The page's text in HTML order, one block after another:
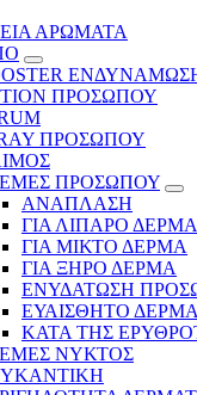
ΑΡΩΜΑΤΑ
ΠΡΟΣΩΠΟΥ
ΠΡΟΣΩΠΟΥ
ΠΡΟΣΩΠΟΥ
ΑΝΑΠΛΑΣΗ
ΓΙΑ ΛΙΠΑΡΟ ΔΕΡΜΑ
ΓΙΑ ΜΙΚΤΟ ΔΕΡΜΑ
ΓΙΑ ΞΗΡΟ ΔΕΡΜΑ
ΕΝΥΔΑΤΩΣΗ
ΕΥΑΙΣΘΗΤΟ ΔΕΡΜΑ
ΚΑΤΑ ΤΗΣ
ΝΥΚΤΟΣ